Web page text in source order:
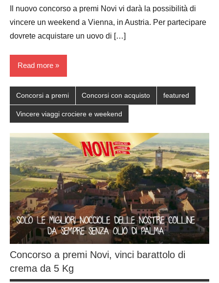
Il nuovo concorso a premi Novi vi darà la possibilità di
vincere un weekend a Vienna, in Austria. Per partecipare
dovrete acquistare un uovo di […]
Read more
Concorsi a premi Concorsi con acquisto featured
Vincere viaggi crociere e weekend
Concorso a premi Novi, vinci barattolo di
crema da 5 Kg